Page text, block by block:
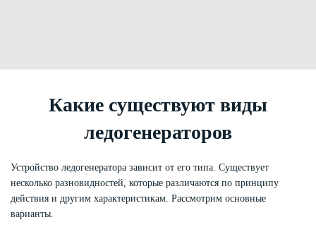
Какие существуют виды
ледогенераторов
Устройство ледогенератора зависит от его типа. Существует
несколько разновидностей, которые различаются по принципу
действия и другим характеристикам. Рассмотрим основные
варианты.